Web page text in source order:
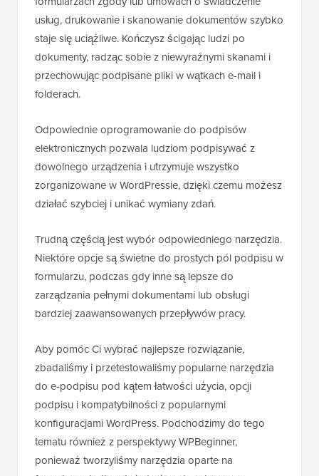
usług, drukowanie i skanowanie dokumentów szybko
staje się uciążliwe. Kończysz ścigając ludzi po
dokumenty, radząc sobie z niewyraźnymi skanami i
przechowując podpisane pliki w wątkach e-mail i
folderach.
Odpowiednie oprogramowanie do podpisów
elektronicznych pozwala ludziom podpisywać z
dowolnego urządzenia i utrzymuje wszystko
zorganizowane w WordPressie, dzięki czemu możesz
działać szybciej i unikać wymiany zdań.
Trudną częścią jest wybór odpowiedniego narzędzia.
Niektóre opcje są świetne do prostych pól podpisu w
formularzu, podczas gdy inne są lepsze do
zarządzania pełnymi dokumentami lub obsługi
bardziej zaawansowanych przepływów pracy.
Aby pomóc Ci wybrać najlepsze rozwiązanie,
zbadaliśmy i przetestowaliśmy popularne narzędzia
do e-podpisu pod kątem łatwości użycia, opcji
podpisu i kompatybilności z popularnymi
konfiguracjami WordPress. Podchodzimy do tego
tematu również z perspektywy WPBeginner,
ponieważ tworzyliśmy narzędzia oparte na